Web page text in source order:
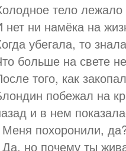
тело лежало
нет ни намёка на
убегала, то
больше на свете
того, как
побежал на
и в нем
похоронили,
но почему ты